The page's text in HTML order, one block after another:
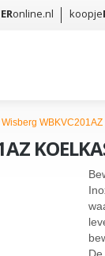
online.nl koopje
Wisberg WBKVC201AZ